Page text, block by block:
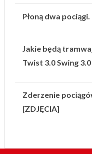
Płoną dwa
Jakie będą
Twist 3.0 Swing 3.0
Zderzenie
[ZDJĘCIA]